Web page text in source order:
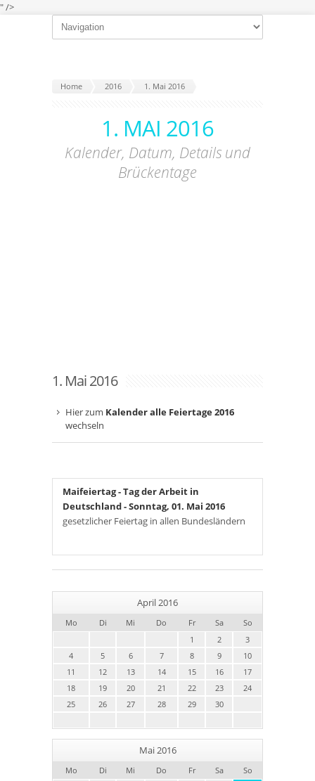
" />
Home 2016 1. Mai 2016
1. MAI 2016
Kalender, Datum, Details und
Brückentage
1. Mai 2016
Hier zum Kalender alle Feiertage 2016
wechseln
Maifeiertag - Tag der Arbeit in
Deutschland- Sonntag, 01. Mai 2016
gesetzlicher Feiertag in allen Bundesländern
April 2016
Mo Di Mi Do Fr Sa
So
1
2
3
4
5 6 7 8 9
10
11
12 13 14 15 16
17
18
19 20 21 22 23
24
25
26 27 28 29 30
Mai 2016
Mo Di Mi Do Fr Sa
So